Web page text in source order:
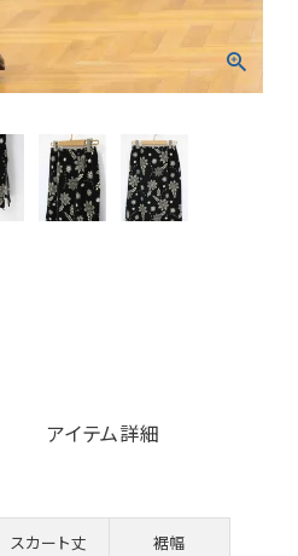
アイテム詳細
スカート丈 裾幅